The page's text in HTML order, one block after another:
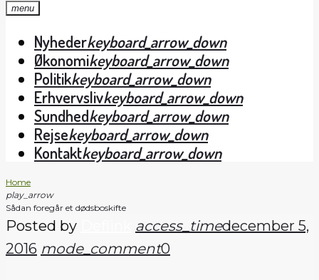
menu
Nyhederkeyboard_arrow_down
Økonomikeyboard_arrow_down
Politikkeyboard_arrow_down
Erhvervslivkeyboard_arrow_down
Sundhedkeyboard_arrow_down
Rejsekeyboard_arrow_down
Kontaktkeyboard_arrow_down
Home
play_arrow
Sådan foregår et dødsboskifte
Posted by access_timedecember 5,
2016 mode_comment0